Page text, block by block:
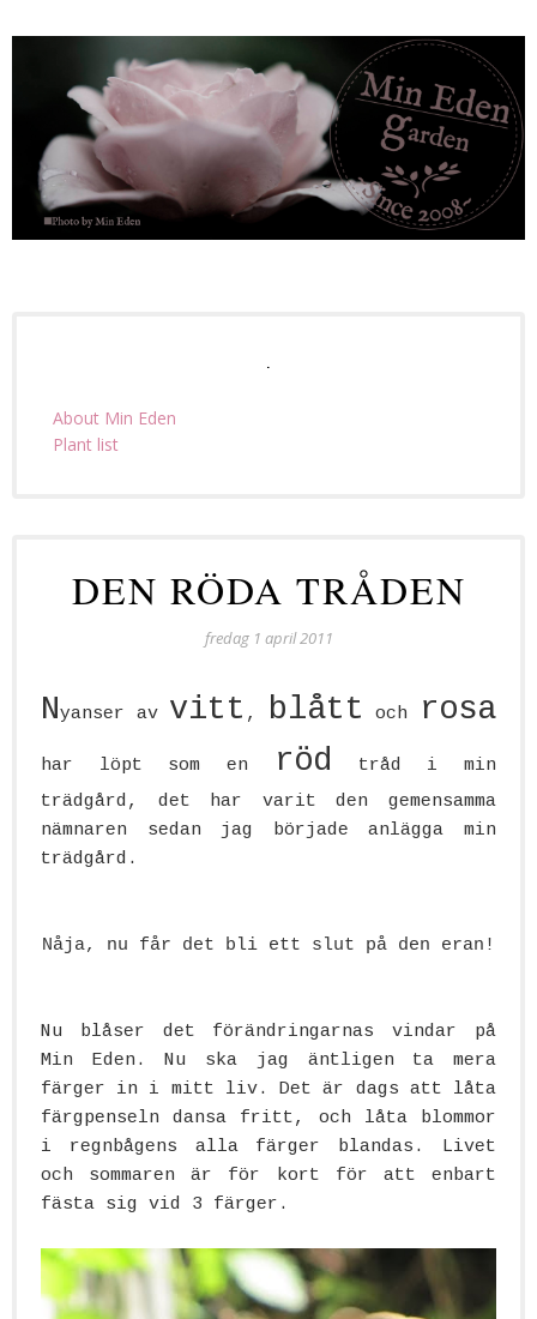
About Min Eden
Plant list
DEN RÖDA TRÅDEN
fredag 1 april 2011
Nyanser av vitt , blått och rosa
har löpt som en röd
tråd i min
trädgård, det har varit den gemensamma
nämnaren sedan jag började anlägga min
trädgård.
Nåja, nu får det bli ett slut på den eran!
Nu blåser det förändringarnas vindar på
Min Eden. Nu ska jag äntligen ta mera
färger in i mitt liv. Det är dags att låta
färgpenseln dansa fritt, och låta blommor
i regnbågens alla färger blandas. Livet
och sommaren är för kort för att enbart
fästa sig vid 3 färger.